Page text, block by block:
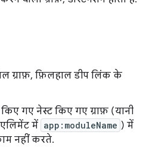
ग्राफ़, फ़िलहाल डीप लिंक के
गए नेस्ट किए गए ग्राफ़ (यानी
एलिमेंट में app:moduleName ) में
नहीं करते.